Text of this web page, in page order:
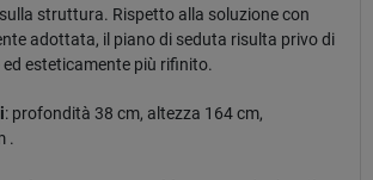
struttura. Rispetto alla soluzione con
adottata, il piano di seduta risulta privo di
esteticamente più rifinito.
: profondità 38 cm, altezza 164 cm,
.